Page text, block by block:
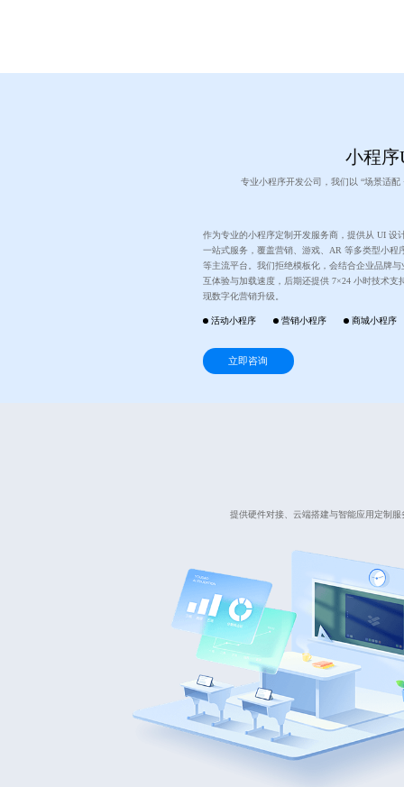
小程序
专业小程序开发公司，我们以 “场景适
作为专业的小程序定制开发服务商，提供从 UI 设
一站式服务，覆盖营销、游戏、AR 等多类型小程
等主流平台。我们拒绝模板化，会结合企业品牌
互体验与加载速度，后期还提供 7×24 小时技术支
现数字化营销升级。
活动小程序 营销小程序 商城小程序
立即咨询
提供硬件对接、云端搭建与智能应用定制